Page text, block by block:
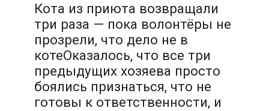
Кота из приюта возвращали
три раза — пока волонтёры не
прозрели, что дело не в
котеОказалось, что все три
предыдущих хозяева просто
боялись признаться, что не
готовы к ответственности, и